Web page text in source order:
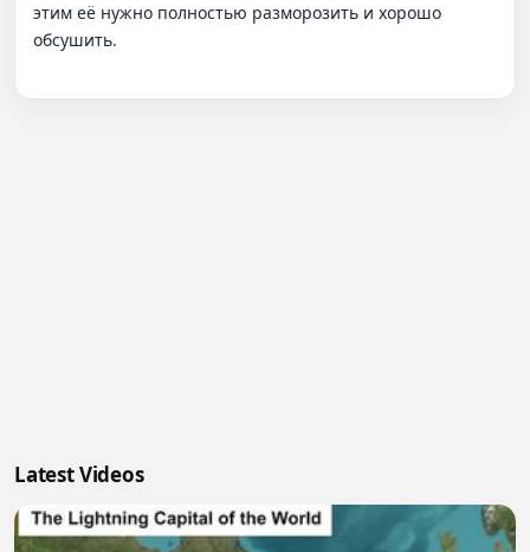
этим её нужно полностью разморозить и хорошо
обсушить.
Latest Videos